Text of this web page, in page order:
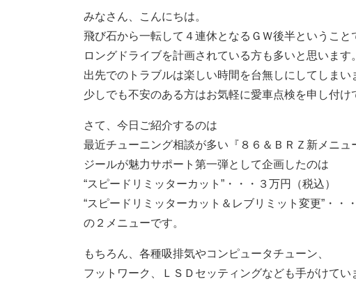
みなさん、こんにちは。
飛び石から一転して４連休となるＧＷ後半ということ
ロングドライブを計画されている方も多いと思います。
出先でのトラブルは楽しい時間を台無しにしてしまい
少しでも不安のある方はお気軽に愛車点検を申し付け
さて、今日ご紹介するのは
最近チューニング相談が多い『８６＆ＢＲＺ新メニュ
ジールが魅力サポート第一弾として企画したのは
“スピードリミッターカット”・・・３万円（税込）
“スピードリミッターカット＆レブリミット変更”・・
の２メニューです。
もちろん、各種吸排気やコンピュータチューン、
フットワーク、ＬＳＤセッティングなども手がけてい